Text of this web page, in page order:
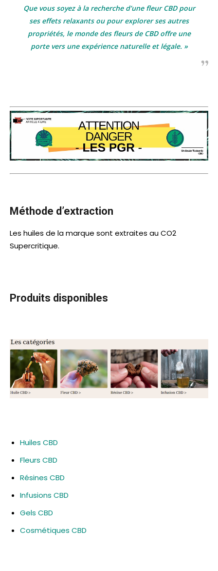
Que vous soyez à la recherche d’une fleur CBD pour
ses effets relaxants ou pour explorer ses autres
propriétés, le monde des fleurs de CBD offre une
porte vers une expérience naturelle et légale. »
Méthode d’extraction
Les huiles de la marque sont extraites au CO2
Supercritique.
Produits disponibles
Huiles CBD
Fleurs CBD
Résines CBD
Infusions CBD
Gels CBD
Cosmétiques CBD